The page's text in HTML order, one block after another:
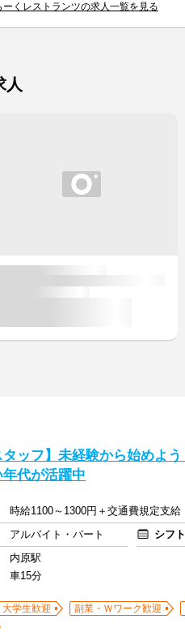
くレストランツの求人一覧を見る
人
タッフ】未経験から始めよ
代が活躍中
時給1100～1300円＋交通費規定支給
アルバイト・パート シフト
内原駅
車15分
大学生歓迎 副業・Ｗワーク歓迎